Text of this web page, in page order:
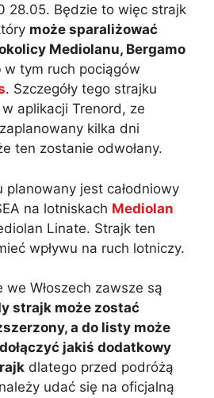
28.05. Będzie to więc strajk
może sparaliżować
Mediolanu, Bergamo
w tym ruch pociągów
. Szczegóły tego strajku
aplikacji Trenord, ze
kilka dni
ten zostanie odwołany.
planowany jest całodniowy
na lotniskach Mediolan
Linate. Strajk ten
wpływu na ruch lotniczy.
Włoszech zawsze są
strajk może zostać
a do listy może
jakiś dodatkowy
dlatego przed podróżą
udać się na oficjalną